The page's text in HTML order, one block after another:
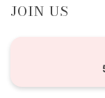
JOIN US